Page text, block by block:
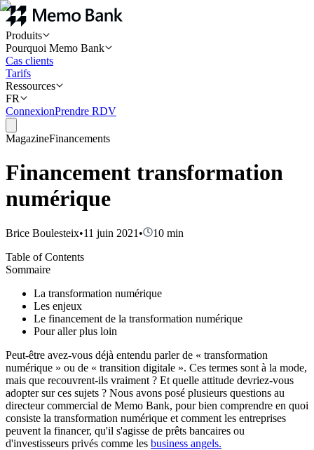
Produits
Pourquoi Memo Bank
Cas clients
Tarifs
Ressources
FR
ConnexionPrendre RDV
MagazineFinancements
Financement transformation
numérique
Brice Boulesteix•11 juin 2021 • 10 min
Table of Contents
Sommaire
La transformation numérique
Les enjeux
Le financement de la transformation numérique
Pour aller plus loin
Peut-être avez-vous déjà entendu parler de « transformation
numérique » ou de « transition digitale ». Ces termes sont à la mode,
mais que recouvrent-ils vraiment ? Et quelle attitude devriez-vous
adopter sur ces sujets ? Nous avons posé plusieurs questions au
directeur commercial de Memo Bank, pour bien comprendre en quoi
consiste la transformation numérique et comment les entreprises
peuvent la financer, qu'il s'agisse de prêts bancaires ou
d'investisseurs privés comme les business angels.